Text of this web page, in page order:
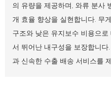
의 유량을 제공하며, 와류 분사
개 효율 향상을 실현합니다. 무
구조와 낮은 유지보수 비용으
서 뛰어난 내구성을 보장합니
과 신속한 수출 배송 서비스를